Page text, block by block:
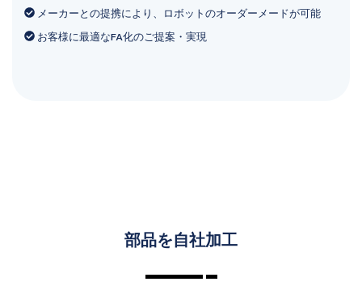
メーカーとの提携により、ロボットのオーダーメードが可能
お客様に最適なFA化のご提案・実現
部品を自社加工